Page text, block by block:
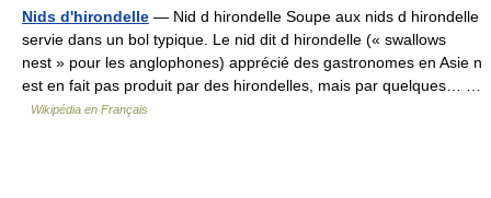
Nids d'hirondelle — Nid d hirondelle Soupe aux nids d hirondelle
servie dans un bol typique. Le nid dit d hirondelle (« swallows
nest » pour les anglophones) apprécié des gastronomes en Asie n
est en fait pas produit par des hirondelles, mais par quelques… …
Wikipédia en Français